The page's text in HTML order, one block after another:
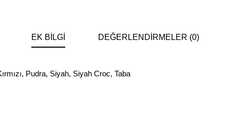
EK BILGI DEĞERLENDIRMELER (0)
, Pudra, Siyah, Siyah Croc, Taba